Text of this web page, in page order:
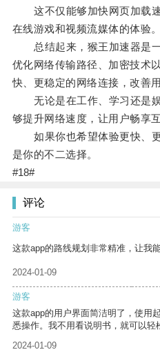
这不仅能够加快网页加载速
在线游戏和视频流媒体的体验。
总结起来，猴王加速器是一
优化网络传输路径、加密技术
快、更稳定的网络连接，改善
无论是在工作、学习还是娱
够提升网络速度，让用户畅享
如果你也希望体验更快、更
是你的不二选择。
#18#
评论
游客
这款app的路线规划非常精准，让我
2024-01-09
游客
这款app的用户界面简洁明了，使用
悉操作。我不用看说明书，就可以轻
2024-01-09